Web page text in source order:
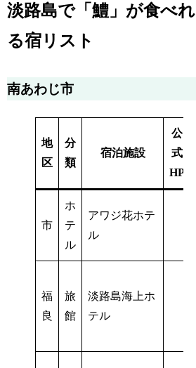
淡路島で「鱧」が食べれ
る宿リスト
南あわじ市
地
区
分
類
宿泊施設
公
式
HP
市
ホ
テ
ル
アワジ花ホテ
ル
福
良
旅
館
淡路島海上ホ
テル